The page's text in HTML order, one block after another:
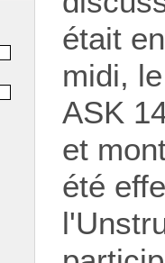
était
midi,
ASK
et
été